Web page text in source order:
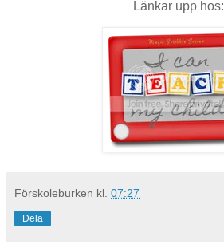
Länkar upp hos:
Förskoleburken kl. 07:27
Dela